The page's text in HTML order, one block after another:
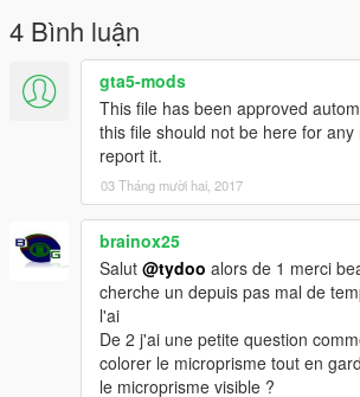
I present two textures that can be used
Are present:
- Texture Red-Yellow Beaconing
Microprism
- Microprism only.
"SCREENSHOT.jpg" is not to be used. It's
image.
You must use the file found in "BALISAGE
In the Microprism folder is a. pat file. It's a
By adding it to Photoshop, you can use it
4 Bình luận
gta5-mods
This file has been approved
this file should not be here for
report it.
03 Tháng mười hai, 2017
brainox25
Salut @tydoo alors de 1 merci
cherche un depuis pas mal de
l'ai
De 2 j'ai une petite question
colorer le microprisme tout en
le microprisme visible ?